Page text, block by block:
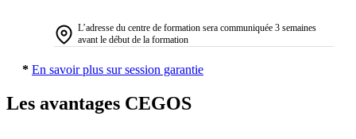
L’adresse du centre de formation sera communiquée 3 semaines
avant le début de la formation
* En savoir plus sur session garantie
Les avantages CEGOS